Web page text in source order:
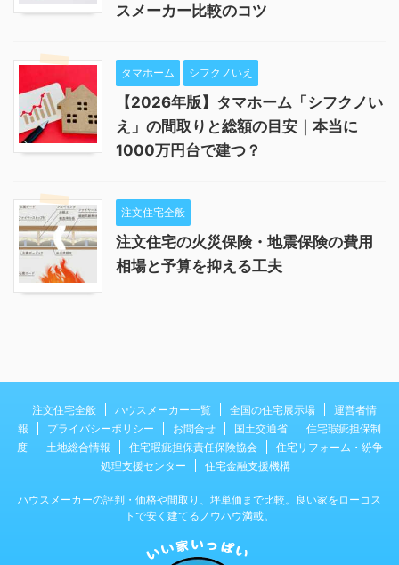
スメーカー比較のコツ
タマホーム シフクノいえ
【2026年版】タマホーム「シフクノい
え」の間取りと総額の目安｜本当に
1000万円台で建つ？
注文住宅全般
注文住宅の火災保険・地震保険の費用
相場と予算を抑える工夫
注文住宅全般 ハウスメーカー一覧 全国の住宅展示場
運営者情
報
プライバシーポリシー お問合せ 国土交通省
住宅瑕疵担保制
度
土地総合情報 住宅瑕疵担保責任保険協会
住宅リフォーム・紛争
処理支援センター
住宅金融支援機構
ハウスメーカーの評判・価格や間取り、坪単価まで比較。良い家をローコス
トで安く建てるノウハウ満載。